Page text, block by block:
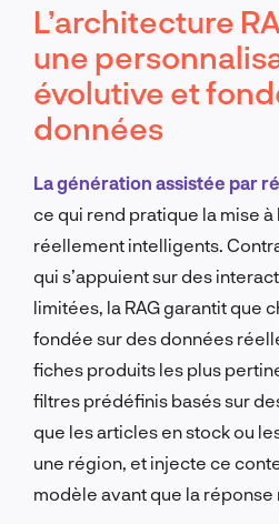
L’architecture
une
évolutive et
données
La génération assistée par
ce qui rend pratique la mise
réellement intelligents.
qui s’appuient sur des
limitées, la RAG garantit que
fondée sur des données
fiches produits les plus
filtres prédéfinis basés sur
que les articles en stock ou
une région, et injecte ce
modèle avant que la réponse